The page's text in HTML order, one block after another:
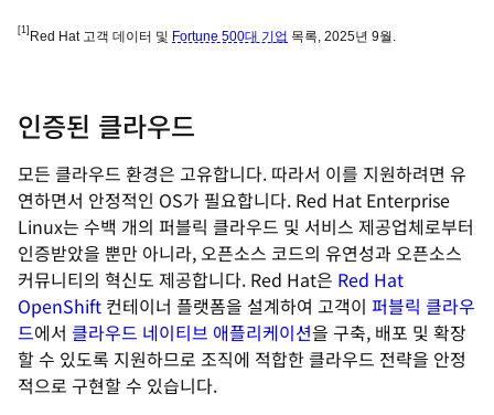
[1] Red Hat 고객 데이터 및 Fortune 500대 기업 목록, 2025년 9월.
인증된 클라우드
모든 클라우드 환경은 고유합니다. 따라서 이를 지원하려면 유
연하면서 안정적인 OS가 필요합니다. Red Hat Enterprise
Linux는 수백 개의 퍼블릭 클라우드 및 서비스 제공업체로부터
인증받았을 뿐만 아니라, 오픈소스 코드의 유연성과 오픈소스
커뮤니티의 혁신도 제공합니다. Red Hat은 Red Hat
OpenShift 컨테이너 플랫폼을 설계하여 고객이 퍼블릭 클라우
드에서 클라우드 네이티브 애플리케이션을 구축, 배포 및 확장
할 수 있도록 지원하므로 조직에 적합한 클라우드 전략을 안정
적으로 구현할 수 있습니다.